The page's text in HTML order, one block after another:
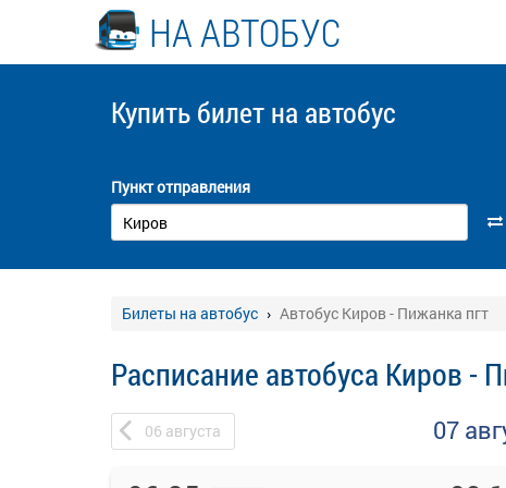
НА АВТОБУС
Купить билет на автобус
Пункт отправления
Билеты на автобус Автобус Киров - Пижанка пгт
Расписание автобуса Киров -
06 августа 07